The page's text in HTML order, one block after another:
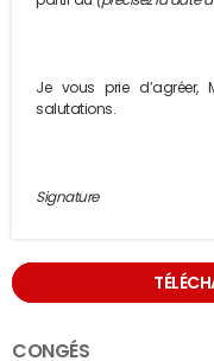
Je vous prie d’agréer,
salutations.
Signature
CONGÉS